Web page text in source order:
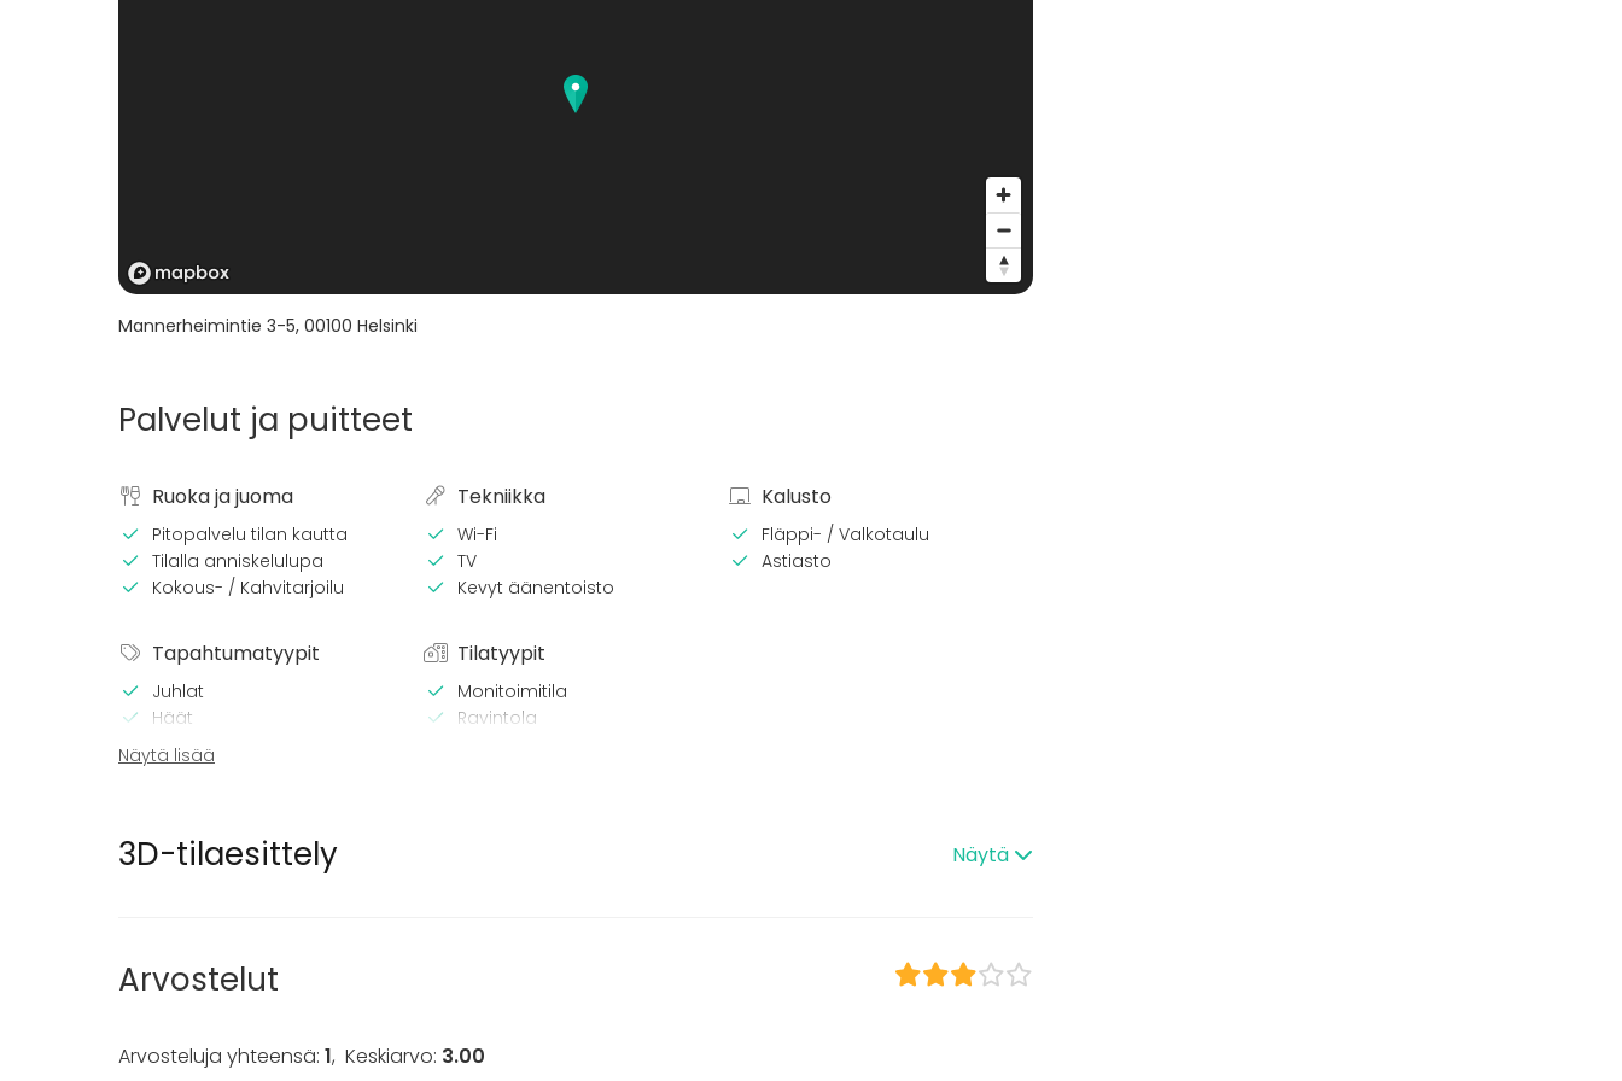
Mannerheimintie 3-5, 00100 Helsinki
Palvelut ja puitteet
Ruoka ja juoma
Pitopalvelu tilan kautta
Tilalla anniskelulupa
Kokous- / Kahvitarjoilu
Tekniikka
Wi-Fi
TV
Kevyt äänentoisto
Kalusto
Fläppi- / Valkotaulu
Astiasto
Tapahtumatyypit
Juhlat
Häät
Saunailta
Illallinen / lounas
Messut
Pikkujoulut
Tilatyypit
Monitoimitila
Ravintola
Näytä lisää
3D-tilaesittely Näytä
Arvostelut
Arvosteluja yhteensä: 1, Keskiarvo: 3.00